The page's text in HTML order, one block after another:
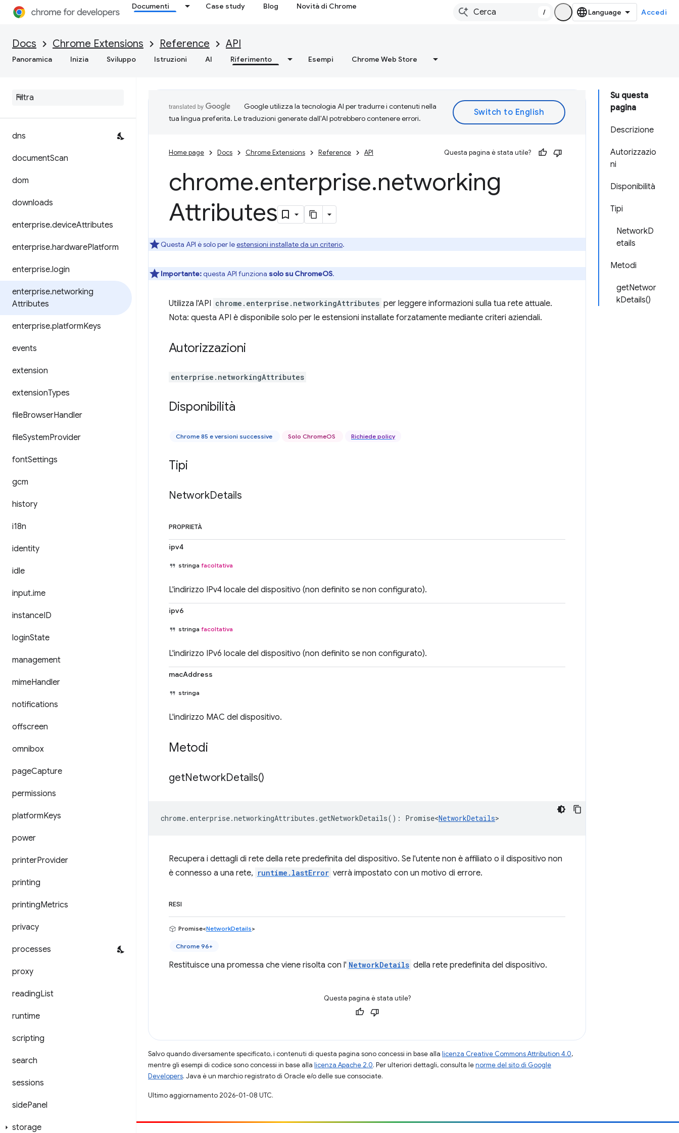
Documenti Case study Blog Novità di Chrome
/ Accedi
Docs Chrome Extensions Reference API
Panoramica Inizia Sviluppo Istruzioni AI Riferimento Esempi Chrome Web Store
devtools.network
devtools
dns
documentScan
dom
downloads
enterprise.deviceAttributes
enterprise.hardwarePlatform
enterprise.login
enterprise.networking
Attributes
enterprise.platformKeys
events
extension
extensionTypes
fileBrowserHandler
fileSystemProvider
fontSettings
gcm
history
i18n
identity
idle
input.ime
instanceID
loginState
management
mimeHandler
notifications
offscreen
omnibox
pageCapture
permissions
platformKeys
power
printerProvider
printing
printingMetrics
privacy
processes
proxy
readingList
runtime
scripting
search
sessions
sidePanel
storage
Su questa
pagina
Descrizione
Autorizzazio
ni
Disponibilità
Tipi
NetworkD
etails
Metodi
getNetwor
kDetails()
Google utilizza la tecnologia AI per tradurre i contenuti nella
tua lingua preferita. Le traduzioni generate dall'AI potrebbero contenere errori.
Home page Docs Chrome Extensions Reference API Questa pagina è stata utile?
chrome.enterprise.networking
Attributes
Questa API è solo per leestensioni installate da un criterio.
Importante:questa API funziona solo su ChromeOS.
Utilizza l'API chrome.enterprise.networkingAttributes per leggere informazioni sulla tua rete attuale.
Nota: questa API è disponibile solo per le estensioni installate forzatamente mediante criteri aziendali.
Autorizzazioni
enterprise.networkingAttributes
Disponibilità
Chrome 85 e versioni successive Solo ChromeOS Richiede policy
Tipi
NetworkDetails
PROPRIETÀ
ipv4
stringa facoltativa
L'indirizzo IPv4 locale del dispositivo (non definito se non configurato).
ipv6
stringa facoltativa
L'indirizzo IPv6 locale del dispositivo (non definito se non configurato).
macAddress
stringa
L'indirizzo MAC del dispositivo.
Metodi
getNetworkDetails()
chrome. enterprise.networkingAttributes .getNetworkDetails() : Promise<NetworkDetails>
Recupera i dettagli di rete della rete predefinita del dispositivo. Se l'utente non è affiliato o il dispositivo non
è connesso a una rete, runtime.lastError verrà impostato con un motivo di errore.
RESI
Promise<NetworkDetails>
Chrome 96+
Restituisce una promessa che viene risolta con l' NetworkDetails della rete predefinita del dispositivo.
Questa pagina è stata utile?
Salvo quando diversamente specificato, i contenuti di questa pagina sono concessi in base alla licenza Creative Commons Attribution 4.0,
mentre gli esempi di codice sono concessi in base alla licenza Apache 2.0. Per ulteriori dettagli, consulta lenorme del sito di Google
Developers. Java è un marchio registrato di Oracle e/o delle sue consociate.
Ultimo aggiornamento 2026-01-08 UTC.